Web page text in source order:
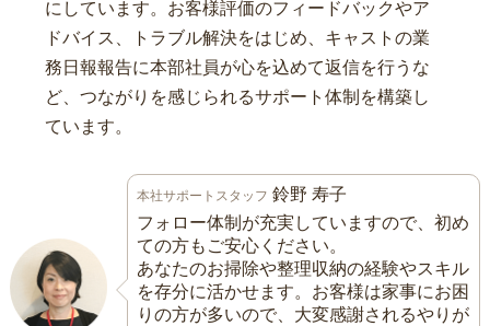
にしています。お客様評価のフィードバックやア
ドバイス、トラブル解決をはじめ、キャストの業
務日報報告に本部社員が心を込めて返信を行うな
ど、つながりを感じられるサポート体制を構築し
ています。
本社サポートスタッフ 鈴野 寿子
フォロー体制が充実していますので、初め
ての方もご安心ください。
あなたのお掃除や整理収納の経験やスキル
を存分に活かせます。お客様は家事にお困
りの方が多いので、大変感謝されるやりが